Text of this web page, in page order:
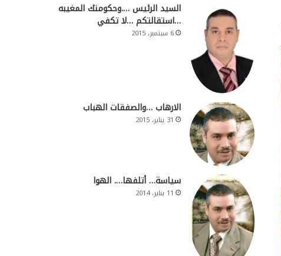
السيد الرئيس ….وحكومتك المغيبه
…استقالتكم …لا تكفي
6 سبتمبر، 2015
الارهاب …والصفقات الهباب
31 يناير، 2015
سياسة… أتلفها…. الهوا
11 يناير، 2014